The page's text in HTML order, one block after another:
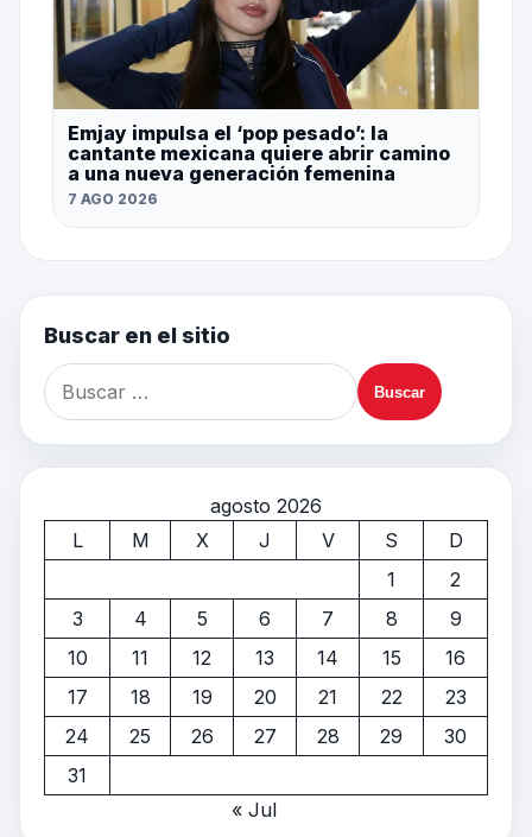
Emjay impulsa el ‘pop pesado’: la
cantante mexicana quiere abrir camino
a una nueva generación femenina
7 AGO 2026
Buscar en el sitio
agosto 2026
L
M X J V S
D
1
2
3
4 5 6 7 8
9
10
11 12 13 14 15
16
17
18 19 20 21 22
23
24
25 26 27 28 29
30
31
« Jul